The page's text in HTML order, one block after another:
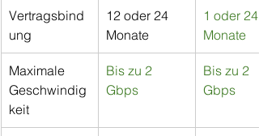
Vertragsbind
ung
12 oder 24
Monate
1 oder 24
Monate
Maximale
Geschwindig
keit
Bis zu 2
Gbps
Bis zu 2
Gbps